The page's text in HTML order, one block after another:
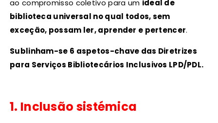
ao compromisso coletivo para um ideal de
biblioteca universal no qual todos, sem
exceção, possam ler, aprender e pertencer.
Sublinham-se 6 aspetos-chave das Diretrizes
para Serviços Bibliotecários Inclusivos LPD/PDL.
1. Inclusão sistémica